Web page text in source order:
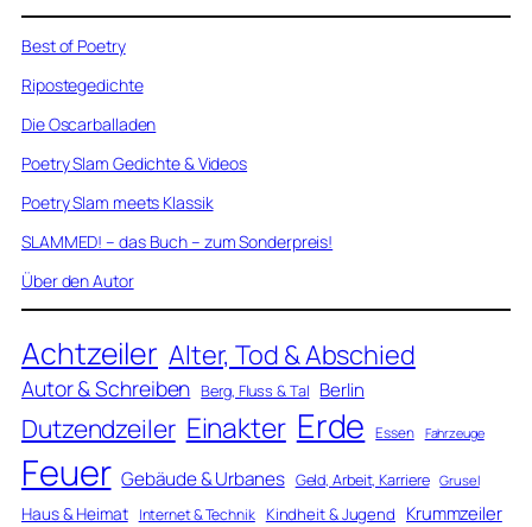
Best of Poetry
Ripostegedichte
Die Oscarballaden
Poetry Slam Gedichte & Videos
Poetry Slam meets Klassik
SLAMMED! – das Buch – zum Sonderpreis!
Über den Autor
Achtzeiler Alter, Tod & Abschied
Autor & Schreiben Berg, Fluss & Tal Berlin
Dutzendzeiler Einakter Erde Essen Fahrzeuge
Feuer Gebäude & Urbanes Geld, Arbeit, Karriere Grusel
Haus & Heimat Internet & Technik Kindheit & Jugend Krummzeiler